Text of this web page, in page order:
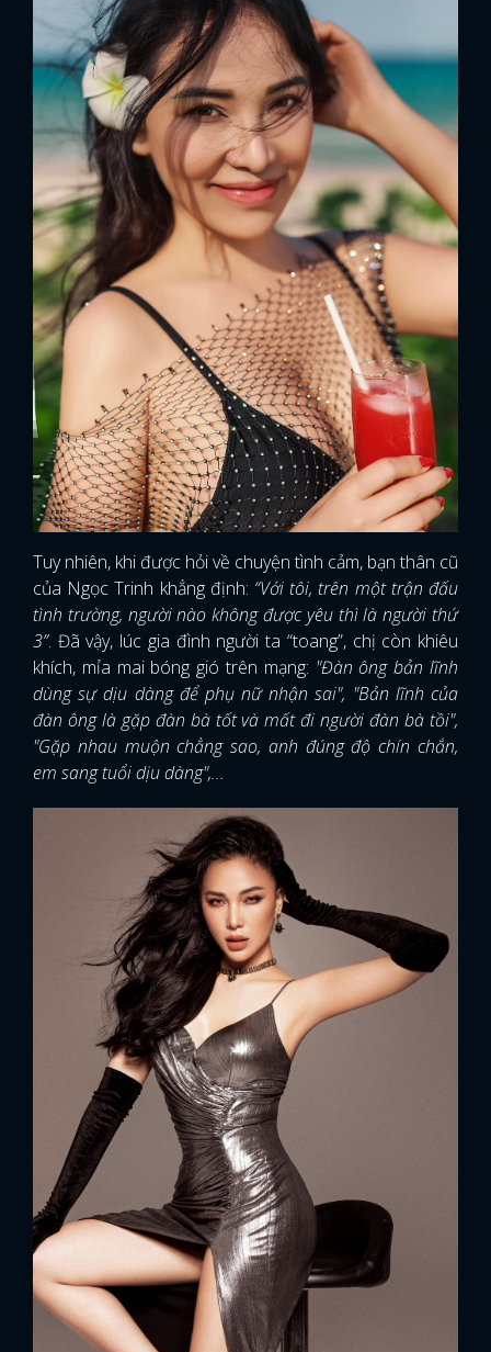
Tuy nhiên, khi được hỏi về chuyện tình cảm, bạn thân cũ
của Ngọc Trinh khẳng định: “Với tôi, trên một trận đấu
tình trường, người nào không được yêu thì là người thứ
3”. Đã vậy, lúc gia đình người ta “toang”, chị còn khiêu
khích, mỉa mai bóng gió trên mạng: "Đàn ông bản lĩnh
dùng sự dịu dàng để phụ nữ nhận sai", "Bản lĩnh của
đàn ông là gặp đàn bà tốt và mất đi người đàn bà tồi",
"Gặp nhau muộn chẳng sao, anh đúng độ chín chắn,
em sang tuổi dịu dàng",...